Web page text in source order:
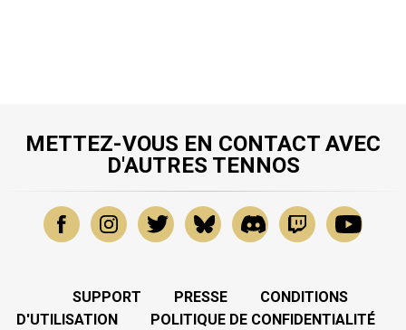
METTEZ-VOUS EN CONTACT AVEC
D'AUTRES TENNOS
SUPPORT PRESSE
CONDITIONS
D'UTILISATION
POLITIQUE DE CONFIDENTIALITÉ